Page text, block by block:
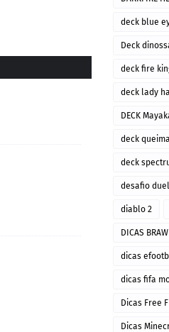
deck blue
Deck
deck fire
deck lady
DECK
deck
deck
desafio
diablo 2
DICAS
dicas
dicas fifa
Dicas Free
Dicas